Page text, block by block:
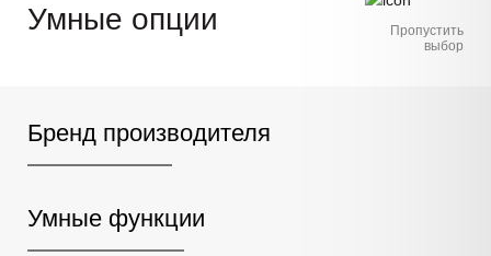
Умные опции
Пропустить
выбор
Бренд производителя
Умные функции